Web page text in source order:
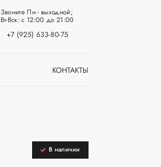
Звоните Пн - выходной;
Вт-Вск: с 12:00 до 21:00
+7 (925) 633-80-75
КОНТАКТЫ
В наличии